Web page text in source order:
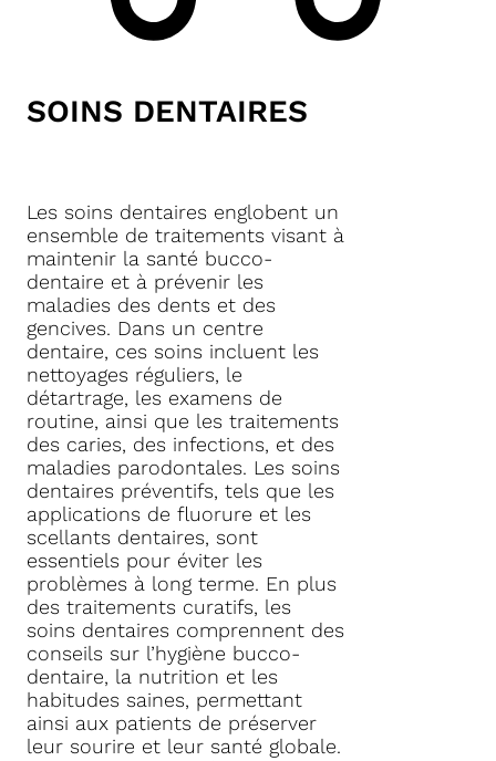
SOINS DENTAIRES
Les soins dentaires englobent un
ensemble de traitements visant à
maintenir la santé bucco-
dentaire et à prévenir les
maladies des dents et des
gencives. Dans un centre
dentaire, ces soins incluent les
nettoyages réguliers, le
détartrage, les examens de
routine, ainsi que les traitements
des caries, des infections, et des
maladies parodontales. Les soins
dentaires préventifs, tels que les
applications de fluorure et les
scellants dentaires, sont
essentiels pour éviter les
problèmes à long terme. En plus
des traitements curatifs, les
soins dentaires comprennent des
conseils sur l’hygiène bucco-
dentaire, la nutrition et les
habitudes saines, permettant
ainsi aux patients de préserver
leur sourire et leur santé globale.